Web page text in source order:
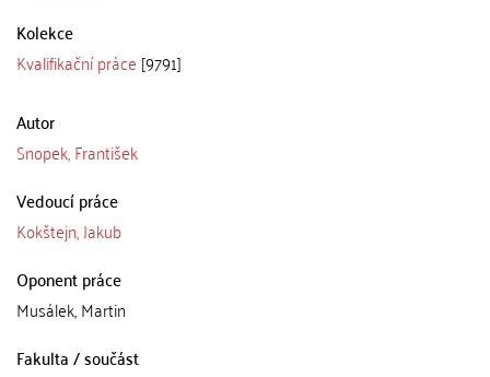
Kolekce
Kvalifikační práce [9791]
Autor
Snopek, František
Vedoucí práce
Kokštejn, Jakub
Oponent práce
Musálek, Martin
Fakulta / součást